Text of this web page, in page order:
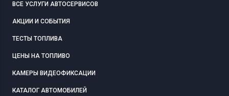
ВСЕ УСЛУГИ АВТОСЕРВИСОВ
АКЦИИ И СОБЫТИЯ
ТЕСТЫ ТОПЛИВА
ЦЕНЫ НА ТОПЛИВО
КАМЕРЫ ВИДЕОФИКСАЦИИ
КАТАЛОГ АВТОМОБИЛЕЙ